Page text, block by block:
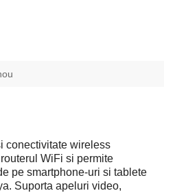
conectivitate wireless
WiFi si permite
pe smartphone-uri si tablete
Suporta apeluri video,